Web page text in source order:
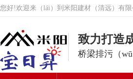
您好!欢迎来（lái）到米阳建材（清远）有限
致力打造
桥梁排污（